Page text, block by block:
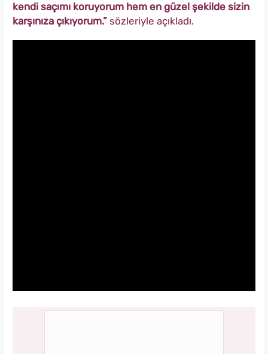
kendi saçımı koruyorum hem en güzel şekilde sizin
karşınıza çıkıyorum.” sözleriyle açıkladı.